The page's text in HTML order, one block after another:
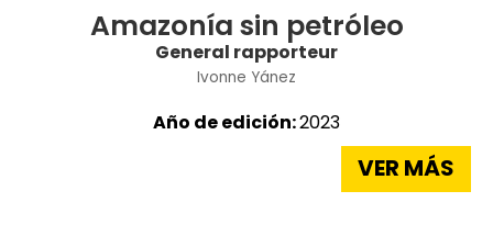
Amazonía sin petróleo
General rapporteur
Ivonne Yánez
Año de edición:2023
VER MÁS